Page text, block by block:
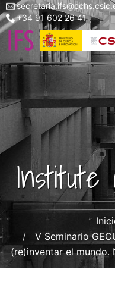
Skip
to
main
content
Menu
top
left
ifs
+34 91 602 26 41
Institute
V Seminario
(re)inventar el mundo.